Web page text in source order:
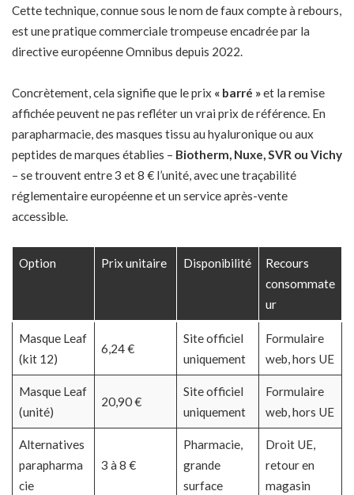
Cette technique, connue sous le nom de faux compte à rebours,
est une pratique commerciale trompeuse encadrée par la
directive européenne Omnibus depuis 2022.
Concrètement, cela signifie que le prix « barré »et la remise
affichée peuvent ne pas refléter un vrai prix de référence. En
parapharmacie, des masques tissu au hyaluronique ou aux
peptides de marques établies – Biotherm, Nuxe, SVR ou Vichy
– se trouvent entre 3 et 8 € l’unité, avec une traçabilité
réglementaire européenne et un service après-vente
accessible.
Option Prix unitaire Disponibilité
Recours
consommate
ur
Masque Leaf
(kit 12)
6,24 €
Site officiel
uniquement
Formulaire
web, hors UE
Masque Leaf
(unité)
20,90 €
Site officiel
uniquement
Formulaire
web, hors UE
Alternatives
parapharma
cie
3 à 8 €
Pharmacie,
grande
surface
Droit UE,
retour en
magasin